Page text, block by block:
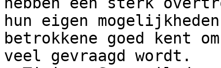
hun eigen
betrokkene goed kent
veel gevraagd wordt.